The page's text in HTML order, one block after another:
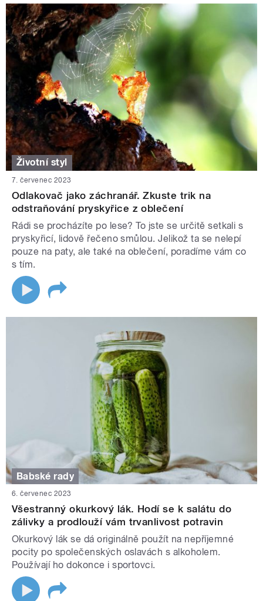
Životní styl
7. červenec 2023
Odlakovač jako záchranář. Zkuste trik na
odstraňování pryskyřice z oblečení
Rádi se procházíte po lese? To jste se určitě setkali s
pryskyřicí, lidově řečeno smůlou. Jelikož ta se nelepí
pouze na paty, ale také na oblečení, poradíme vám co
s tím.
Babské rady
6. červenec 2023
Všestranný okurkový lák. Hodí se k salátu do
zálivky a prodlouží vám trvanlivost potravin
Okurkový lák se dá originálně použít na nepříjemné
pocity po společenských oslavách s alkoholem.
Používají ho dokonce i sportovci.